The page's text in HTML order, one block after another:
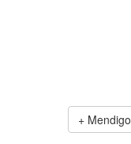
Mendigo